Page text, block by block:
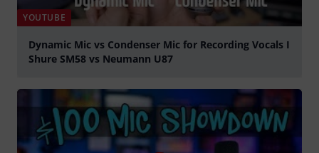
YOUTUBE
Dynamic Mic vs Condenser Mic for Recording Vocals I
Shure SM58 vs Neumann U87